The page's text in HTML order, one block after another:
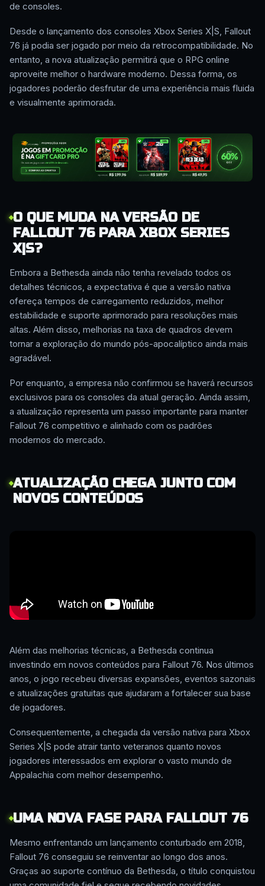
de consoles.
Desde o lançamento dos consoles Xbox Series X|S, Fallout
76 já podia ser jogado por meio da retrocompatibilidade. No
entanto, a nova atualização permitirá que o RPG online
aproveite melhor o hardware moderno. Dessa forma, os
jogadores poderão desfrutar de uma experiência mais fluida
e visualmente aprimorada.
O QUE MUDA NA VERSÃO DE
FALLOUT 76 PARA XBOX SERIES
X|S?
Embora a Bethesda ainda não tenha revelado todos os
detalhes técnicos, a expectativa é que a versão nativa
ofereça tempos de carregamento reduzidos, melhor
estabilidade e suporte aprimorado para resoluções mais
altas. Além disso, melhorias na taxa de quadros devem
tornar a exploração do mundo pós-apocalíptico ainda mais
agradável.
Por enquanto, a empresa não confirmou se haverá recursos
exclusivos para os consoles da atual geração. Ainda assim,
a atualização representa um passo importante para manter
Fallout 76 competitivo e alinhado com os padrões
modernos do mercado.
ATUALIZAÇÃO CHEGA JUNTO COM
NOVOS CONTEÚDOS
Além das melhorias técnicas, a Bethesda continua
investindo em novos conteúdos para Fallout 76. Nos últimos
anos, o jogo recebeu diversas expansões, eventos sazonais
e atualizações gratuitas que ajudaram a fortalecer sua base
de jogadores.
Consequentemente, a chegada da versão nativa para Xbox
Series X|S pode atrair tanto veteranos quanto novos
jogadores interessados em explorar o vasto mundo de
Appalachia com melhor desempenho.
UMA NOVA FASE PARA FALLOUT 76
Mesmo enfrentando um lançamento conturbado em 2018,
Fallout 76 conseguiu se reinventar ao longo dos anos.
Graças ao suporte contínuo da Bethesda, o título conquistou